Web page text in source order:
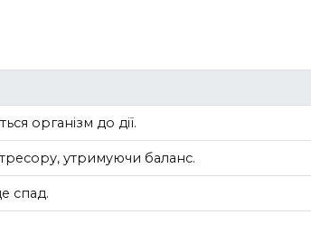
організм до дії.
утримуючи баланс.
спад.